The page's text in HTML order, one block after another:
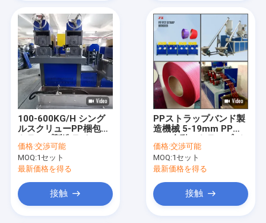
PPパッキングベルト
機械を作るパッキング ベルト
パッケージテープ印刷機
プラスチックのフィルムエムボス機
張力試験装置
プラスチック押出スクリーンチェンジャー
ハンドヘルドストラップ結束機
100-600KG/H シング
ルスクリューPP梱包ス
梱包機 PP梱包設備
価格:交渉可能
MOQ:1セット
最新価格を得る
接触
PPストラップバンド製
造機械 5-19mm PP
ンド生産ライン
価格:交渉可能
MOQ:1セット
最新価格を得る
接触